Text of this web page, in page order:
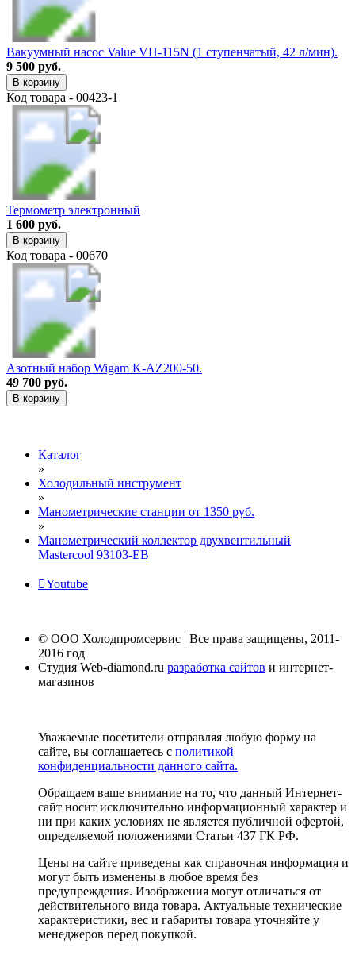
Вакуумный насос Value VH-115N (1 ступенчатый, 42 л/мин).
9 500 руб.
В корзину
Код товара - 00423-1
Термометр электронный
1 600 руб.
В корзину
Код товара - 00670
Азотный набор Wigam K-AZ200-50.
49 700 руб.
В корзину
Каталог
»
Холодильный инструмент
»
Манометрические станции от 1350 руб.
»
Манометрический коллектор двухвентильный
Mastercool 93103-EB
Youtube
© ООО Холодпромсервис | Все права защищены, 2011-
2016 год
Студия Web-diamond.ru разработка сайтов и интернет-
магазинов
Уважаемые посетители отправляя любую форму на
сайте, вы соглашаетесь с политикой
конфиденциальности данного сайта.
Обращаем ваше внимание на то, что данный Интернет-
сайт носит исключительно информационный характер и
ни при каких условиях не является публичной офертой,
определяемой положениями Статьи 437 ГК РФ.
Цены на сайте приведены как справочная информация и
могут быть изменены в любое время без
предупреждения. Изображения могут отличаться от
действительного вида товара. Актуальные технические
характеристики, вес и габариты товара уточняйте у
менеджеров перед покупкой.